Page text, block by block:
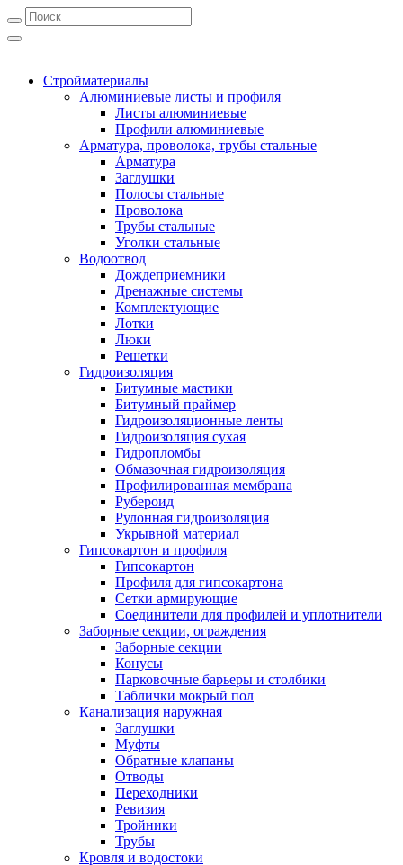
Стройматериалы
Алюминиевые листы и профиля
Листы алюминиевые
Профили алюминиевые
Арматура, проволока, трубы стальные
Арматура
Заглушки
Полосы стальные
Проволока
Трубы стальные
Уголки стальные
Водоотвод
Дождеприемники
Дренажные системы
Комплектующие
Лотки
Люки
Решетки
Гидроизоляция
Битумные мастики
Битумный праймер
Гидроизоляционные ленты
Гидроизоляция сухая
Гидропломбы
Обмазочная гидроизоляция
Профилированная мембрана
Рубероид
Рулонная гидроизоляция
Укрывной материал
Гипсокартон и профиля
Гипсокартон
Профиля для гипсокартона
Сетки армирующие
Соединители для профилей и уплотнители
Заборные секции, ограждения
Заборные секции
Конусы
Парковочные барьеры и столбики
Таблички мокрый пол
Канализация наружная
Заглушки
Муфты
Обратные клапаны
Отводы
Переходники
Ревизия
Тройники
Трубы
Кровля и водостоки